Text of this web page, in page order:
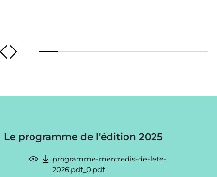
Le programme de l'édition 2025
programme-mercredis-de-lete-
2026.pdf_0.pdf